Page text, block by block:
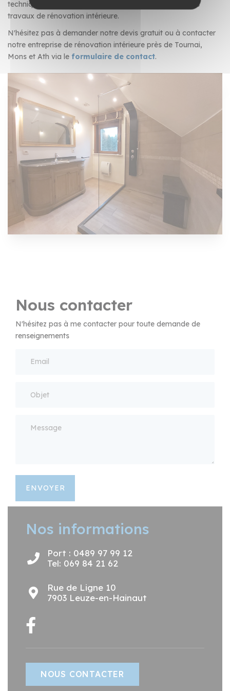
technique de votre cuisine. Nous menons à bien tous les
travaux de rénovation intérieure.
N'hésitez pas à demander notre devis gratuit ou à contacter
notre entreprise de rénovation intérieure près de Tournai,
Mons et Ath via le formulaire de contact.
Nous contacter
N'hésitez pas à me contacter pour toute demande de
renseignements
ENVOYER
Nos informations
Port : 0489 97 99 12
Tel: 069 84 21 62
Rue de Ligne 10
7903 Leuze-en-Hainaut
NOUS CONTACTER